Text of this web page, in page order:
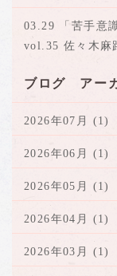
03.29 「苦手意
vol.35 佐々木麻
ブログ アー
2026年07月 (1)
2026年06月 (1)
2026年05月 (1)
2026年04月 (1)
2026年03月 (1)